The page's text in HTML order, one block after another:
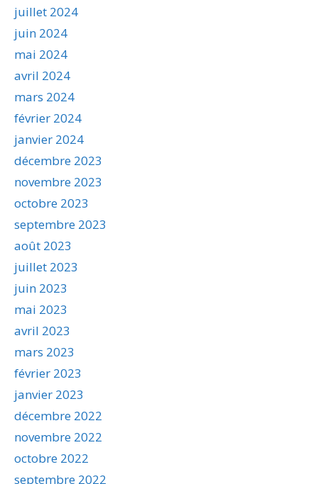
juillet 2024
juin 2024
mai 2024
avril 2024
mars 2024
février 2024
janvier 2024
décembre 2023
novembre 2023
octobre 2023
septembre 2023
août 2023
juillet 2023
juin 2023
mai 2023
avril 2023
mars 2023
février 2023
janvier 2023
décembre 2022
novembre 2022
octobre 2022
septembre 2022